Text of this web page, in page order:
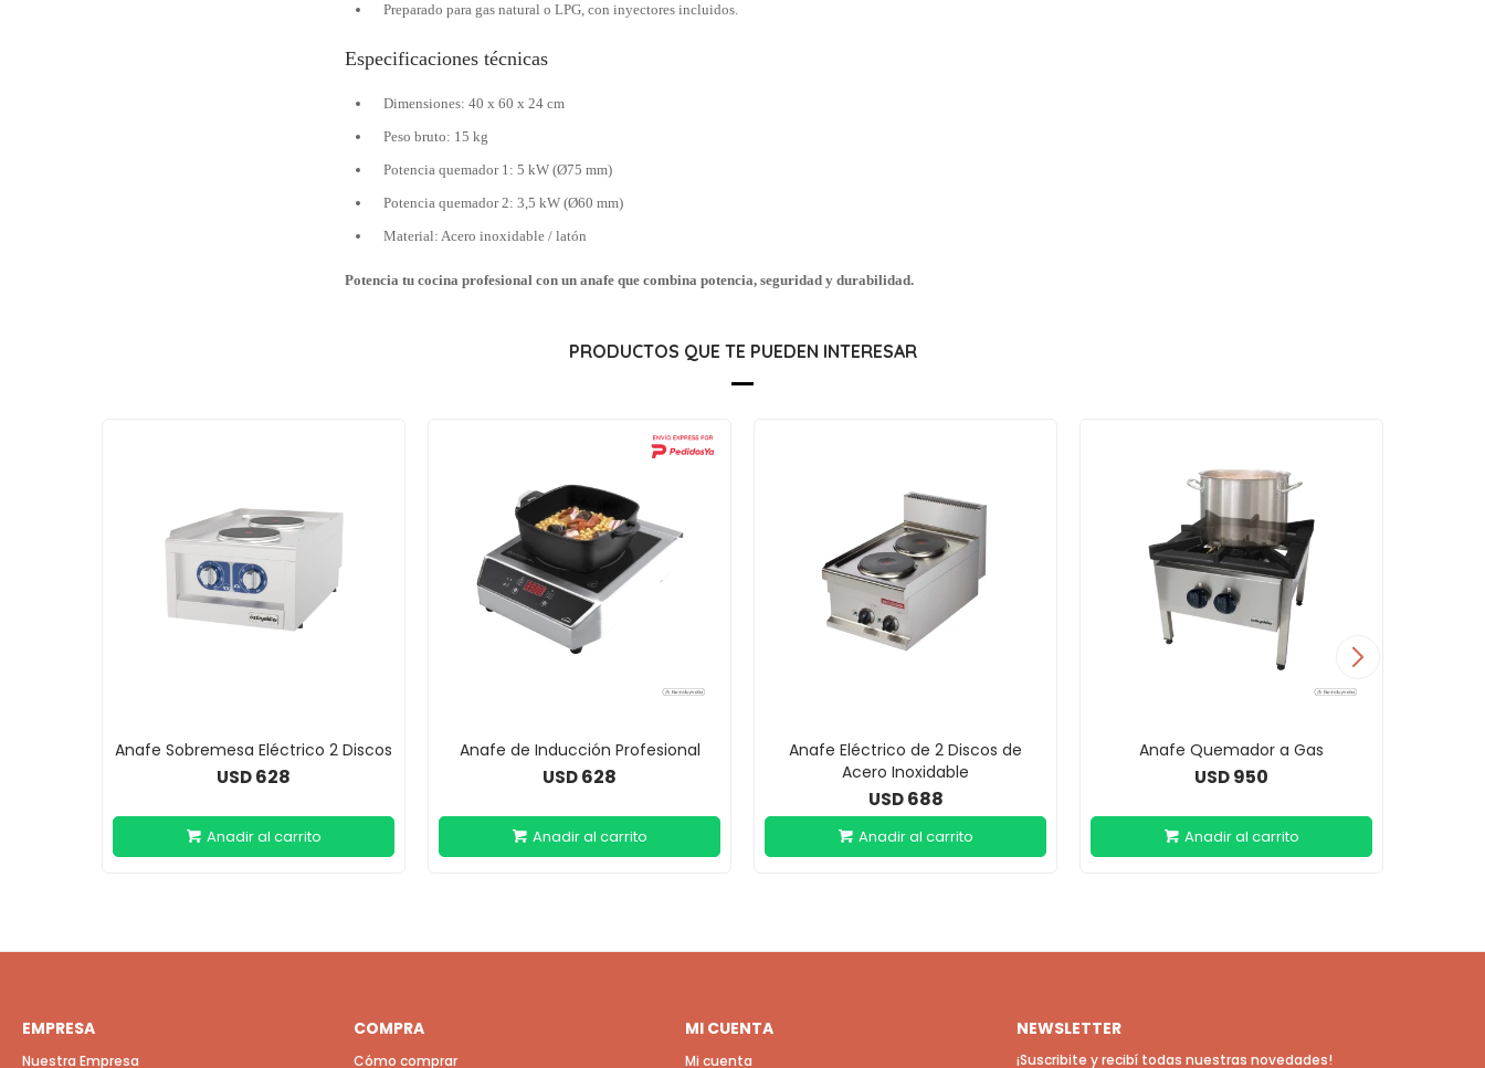
Preparado para gas natural o LPG, con inyectores incluidos.
Especificaciones técnicas
Dimensiones: 40 x 60 x 24 cm
Peso bruto: 15 kg
Potencia quemador 1: 5 kW (Ø75 mm)
Potencia quemador 2: 3,5 kW (Ø60 mm)
Material: Acero inoxidable / latón
Potencia tu cocina profesional con un anafe que combina potencia, seguridad y durabilidad.
PRODUCTOS QUE TE PUEDEN INTERESAR
Anafe Sobremesa Eléctrico 2 Discos
USD628
Anafe de Inducción Profesional
USD628
Anafe Eléctrico de 2 Discos de
Acero Inoxidable
USD 688
Anafe Quemador a Gas
USD950
EMPRESA
Nuestra Empresa
COMPRA
Cómo comprar
MI CUENTA
Mi cuenta
NEWSLETTER
¡Suscribite y recibí todas nuestras novedades!